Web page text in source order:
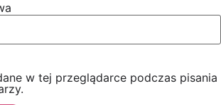
w tej przeglądarce podczas pisania